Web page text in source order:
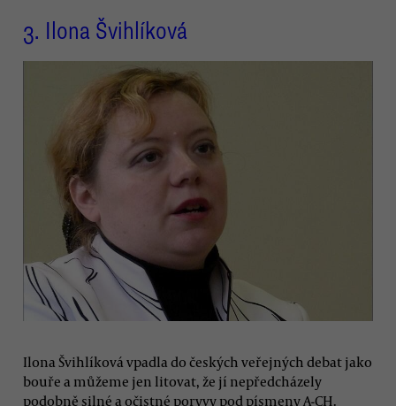
3. Ilona Švihlíková
Ilona Švihlíková vpadla do českých veřejných debat jako
bouře a můžeme jen litovat, že jí nepředcházely
podobně silné a očistné poryvy pod písmeny A-CH.